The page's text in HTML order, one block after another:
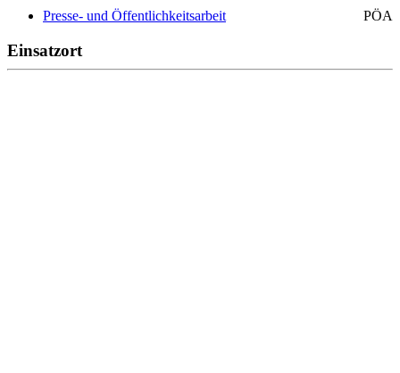
Presse- und Öffentlichkeitsarbeit PÖA
Einsatzort